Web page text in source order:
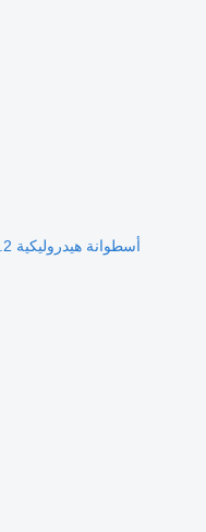
أسطوانة هيدروليكية MAN 6032 101231.2 لـ الشاحنات MAN TGL